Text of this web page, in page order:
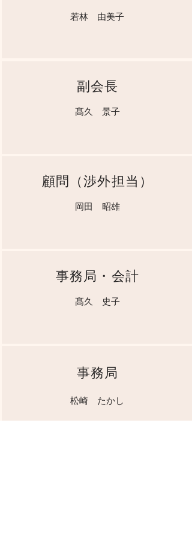
若林 由美子
副会長
髙久 景子
顧問（渉外担当）
岡田 昭雄
事務局・会計
髙久 史子
事務局
松崎 たかし